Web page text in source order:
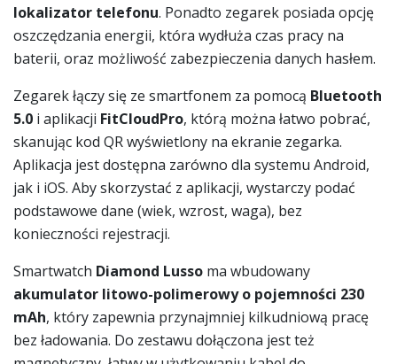
lokalizator telefonu. Ponadto zegarek posiada opcję
oszczędzania energii, która wydłuża czas pracy na
baterii, oraz możliwość zabezpieczenia danych hasłem.
Zegarek łączy się ze smartfonem za pomocą Bluetooth
5.0 i aplikacji FitCloudPro, którą można łatwo pobrać,
skanując kod QR wyświetlony na ekranie zegarka.
Aplikacja jest dostępna zarówno dla systemu Android,
jak i iOS. Aby skorzystać z aplikacji, wystarczy podać
podstawowe dane (wiek, wzrost, waga), bez
konieczności rejestracji.
Smartwatch Diamond Lusso ma wbudowany
akumulator litowo-polimerowy o pojemności 230
mAh, który zapewnia przynajmniej kilkudniową pracę
bez ładowania. Do zestawu dołączona jest też